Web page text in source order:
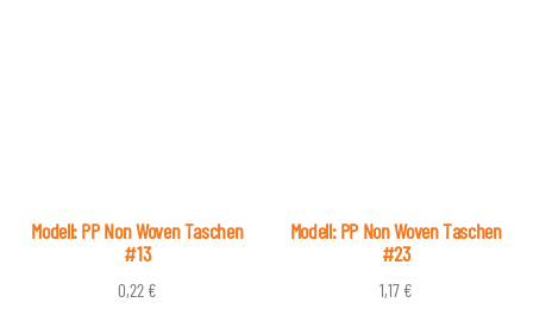
Modell: PP Non Woven Taschen
#13
0,22 €
Modell: PP Non Woven Taschen
#23
1,17 €